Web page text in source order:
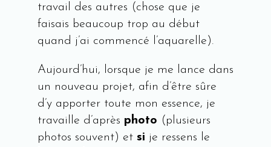
travail des autres (chose que je
faisais beaucoup trop au début
quand j’ai commencé l’aquarelle).
Aujourd’hui, lorsque je me lance dans
un nouveau projet, afin d’être sûre
d’y apporter toute mon essence, je
travaille d’après photo (plusieurs
photos souvent) et si je ressens le